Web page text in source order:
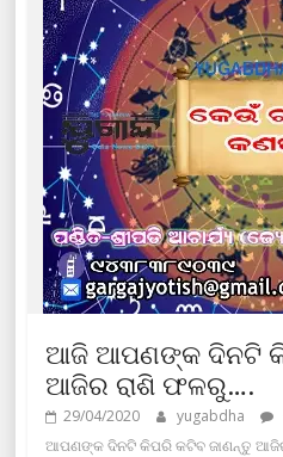
ଆଜି ଆପଣଙ୍କ ଦିନଟି
ଆଜିର ରାଶି ଫଳରୁ….
29/04/2020 yugabdha
ଆପଣଙ୍କ ଦିନଟି କିପରି କଟିବ ଜାଣନ୍ତୁ